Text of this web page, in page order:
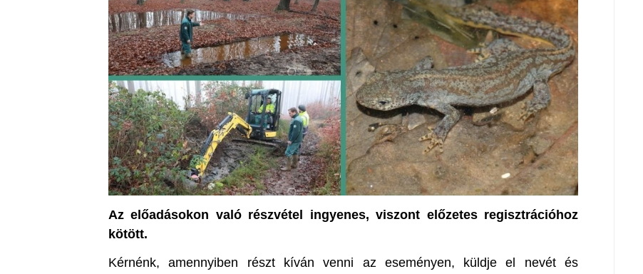
Az előadásokon való részvétel ingyenes, viszont előzetes regisztrációhoz
kötött.
Kérnénk, amennyiben részt kíván venni az eseményen, küldje el nevét és